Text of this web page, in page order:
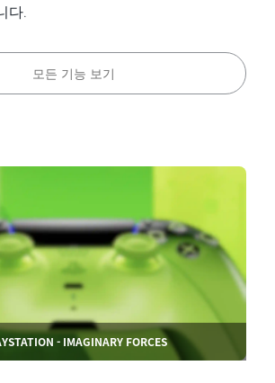
다.
모든 기능 보기
- IMAGINARY FORCES